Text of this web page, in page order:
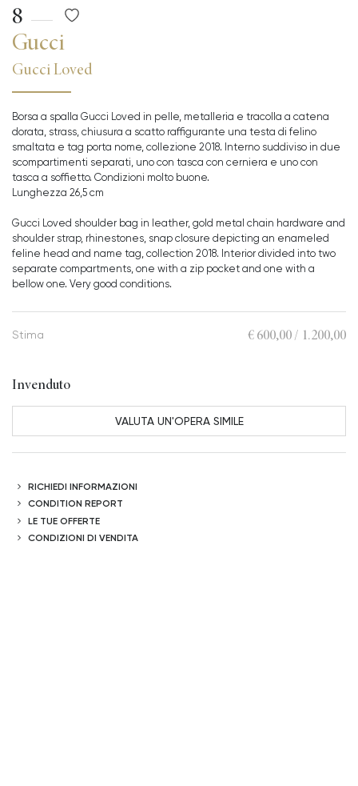
8
Gucci
Gucci Loved
Borsa a spalla Gucci Loved in pelle, metalleria e tracolla a catena
dorata, strass, chiusura a scatto raffigurante una testa di felino
smaltata e tag porta nome, collezione 2018. Interno suddiviso in due
scompartimenti separati, uno con tasca con cerniera e uno con
tasca a soffietto. Condizioni molto buone.
Lunghezza 26,5 cm
Gucci Loved shoulder bag in leather, gold metal chain hardware and
shoulder strap, rhinestones, snap closure depicting an enameled
feline head and name tag, collection 2018. Interior divided into two
separate compartments, one with a zip pocket and one with a
bellow one. Very good conditions.
€ 600,00 / 1.200,00
Stima
Invenduto
VALUTA UN'OPERA SIMILE
RICHIEDI INFORMAZIONI
CONDITION REPORT
LE TUE OFFERTE
CONDIZIONI DI VENDITA